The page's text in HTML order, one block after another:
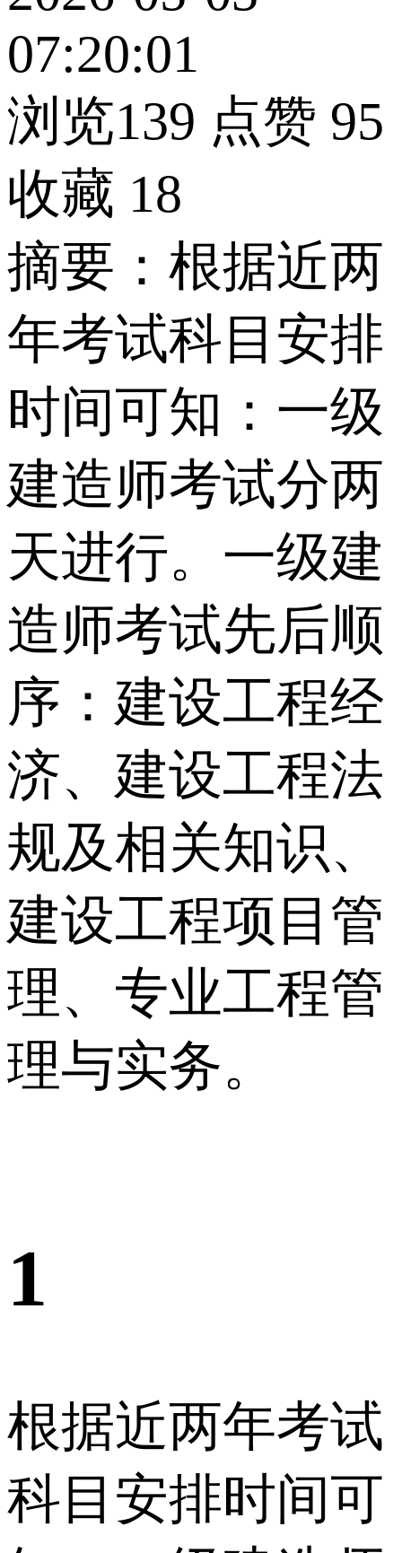
07:20:01
浏览139 点赞 95
收藏 18
摘要：根据近两
年考试科目安排
时间可知：一级
建造师考试分两
天进行。一级建
造师考试先后顺
序：建设工程经
济、建设工程法
规及相关知识、
建设工程项目管
理、专业工程管
理与实务。
1
根据近两年考试
科目安排时间可